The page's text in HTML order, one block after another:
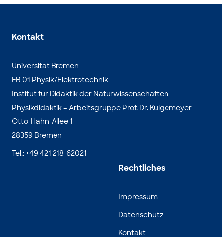
Kontakt
Universität Bremen
FB 01 Physik/Elektrotechnik
Institut für Didaktik der Naturwissenschaften
Physikdidaktik – Arbeitsgruppe Prof. Dr. Kulgemeyer
Otto-Hahn-Allee 1
28359 Bremen
Tel.: +49 421 218-62021
Rechtliches
Impressum
Datenschutz
Kontakt